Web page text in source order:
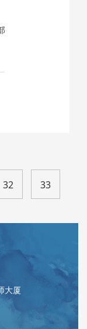
32 33
大厦